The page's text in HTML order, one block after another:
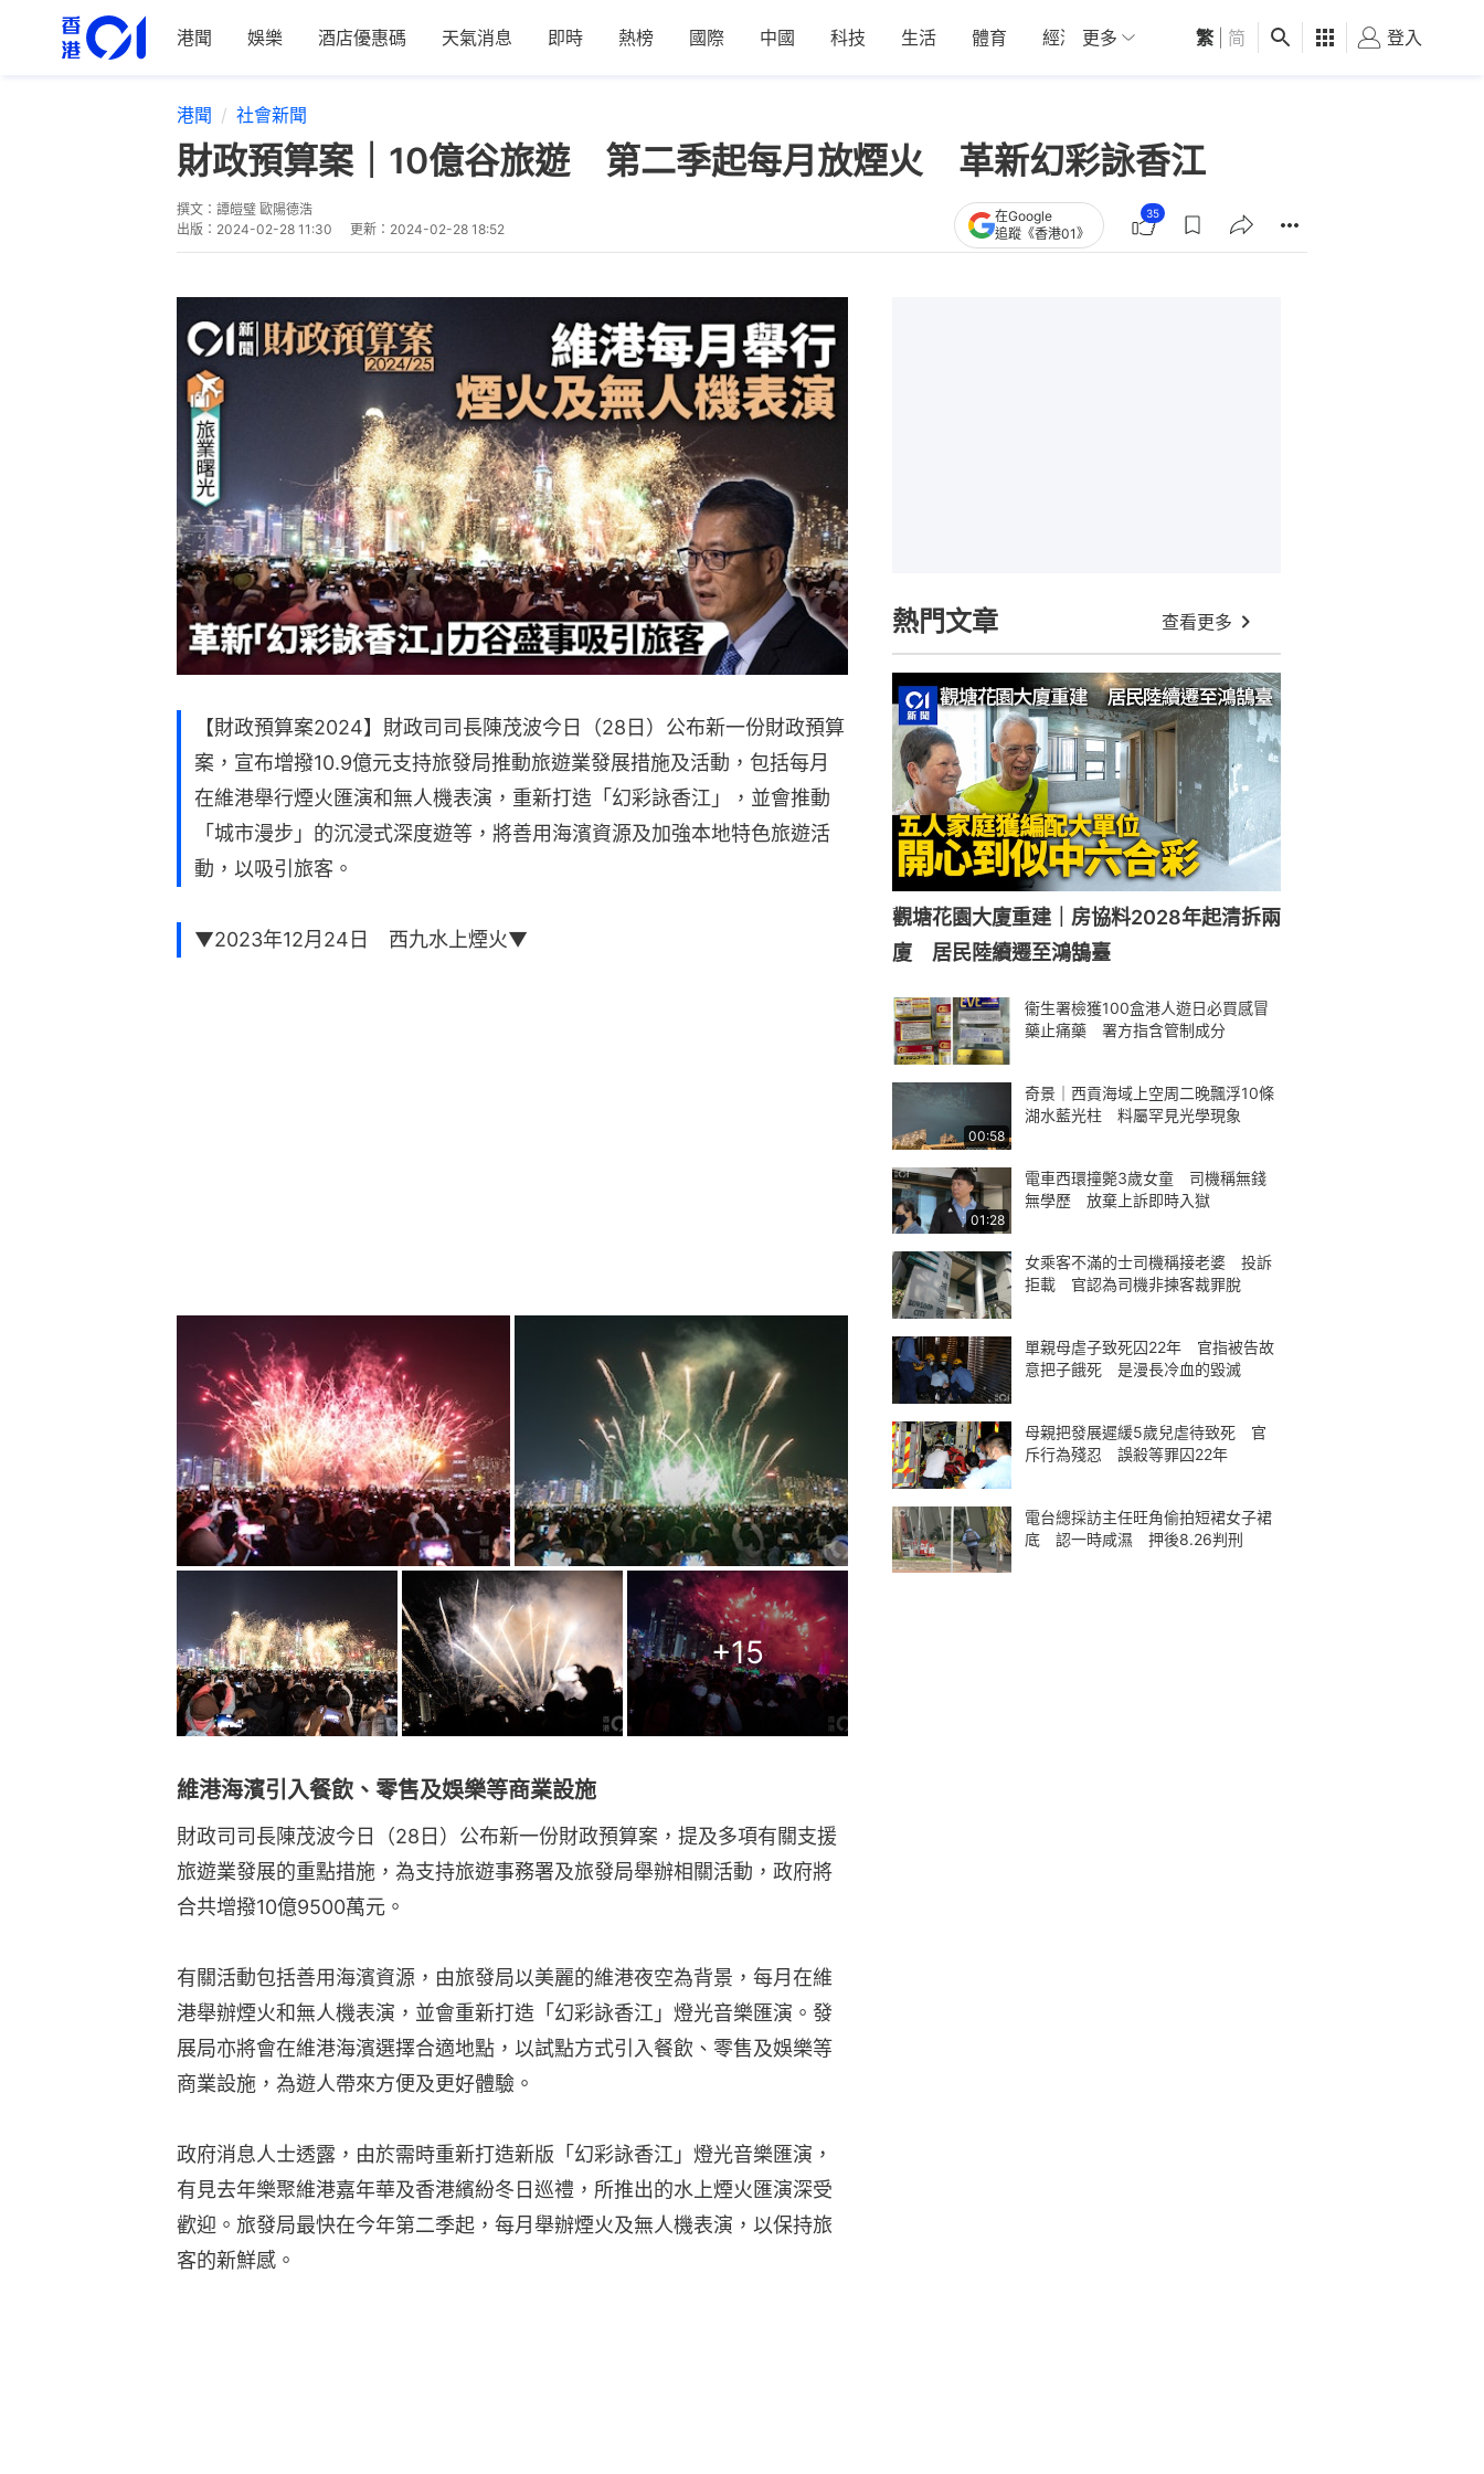
港聞 娛樂 酒店優惠碼 天氣消息 即時 熱榜 國際 中國 科技 生活 體育 經濟 01深圳 觀點 健康 好食玩飛
更多 繁 简 登入
港聞 社會新聞
財政預算案｜10億谷旅遊 第二季起每月放煙火 革新幻彩詠香江
撰文： 譚皚璧 歐陽德浩
出版： 2024-02-28 11:30 更新： 2024-02-28 18:52
在Google
追蹤《香港01》
35
【財政預算案2024】財政司司長陳茂波今日（28日）公布新一份財政預算
案，宣布增撥10.9億元支持旅發局推動旅遊業發展措施及活動，包括每月
在維港舉行煙火匯演和無人機表演，重新打造「幻彩詠香江」，並會推動
「城市漫步」的沉浸式深度遊等，將善用海濱資源及加強本地特色旅遊活
動，以吸引旅客。
▼2023年12月24日 西九水上煙火▼
+15
維港海濱引入餐飲、零售及娛樂等商業設施
財政司司長陳茂波今日（28日）公布新一份財政預算案，提及多項有關支援
旅遊業發展的重點措施，為支持旅遊事務署及旅發局舉辦相關活動，政府將
合共增撥10億9500萬元。
有關活動包括善用海濱資源，由旅發局以美麗的維港夜空為背景，每月在維
港舉辦煙火和無人機表演，並會重新打造「幻彩詠香江」燈光音樂匯演。發
展局亦將會在維港海濱選擇合適地點，以試點方式引入餐飲、零售及娛樂等
商業設施，為遊人帶來方便及更好體驗。
政府消息人士透露，由於需時重新打造新版「幻彩詠香江」燈光音樂匯演，
有見去年樂聚維港嘉年華及香港繽紛冬日巡禮，所推出的水上煙火匯演深受
歡迎。旅發局最快在今年第二季起，每月舉辦煙火及無人機表演，以保持旅
客的新鮮感。
熱門文章 查看更多
觀塘花園大廈重建｜房協料2028年起清拆兩
廈 居民陸續遷至鴻鵠臺
衞生署檢獲100盒港人遊日必買感冒
藥止痛藥 署方指含管制成分
00:58
奇景｜西貢海域上空周二晚飄浮10條
湖水藍光柱 料屬罕見光學現象
01:28
電車西環撞斃3歲女童 司機稱無錢
無學歷 放棄上訴即時入獄
女乘客不滿的士司機稱接老婆 投訴
拒載 官認為司機非揀客裁罪脫
單親母虐子致死囚22年 官指被告故
意把子餓死 是漫長冷血的毀滅
母親把發展遲緩5歲兒虐待致死 官
斥行為殘忍 誤殺等罪囚22年
電台總採訪主任旺角偷拍短裙女子裙
底 認一時咸濕 押後8.26判刑